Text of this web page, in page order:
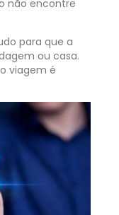
não encontre
para que a
ou casa.
viagem é